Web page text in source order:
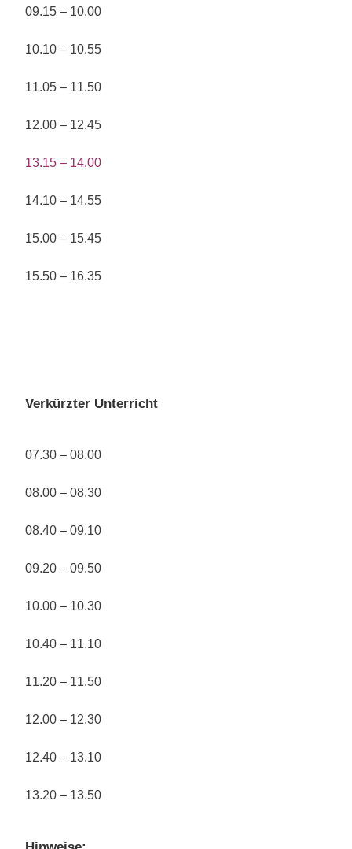
09.15 – 10.00
10.10 – 10.55
11.05 – 11.50
12.00 – 12.45
13.15 – 14.00
14.10 – 14.55
15.00 – 15.45
15.50 – 16.35
Verkürzter Unterricht
07.30 – 08.00
08.00 – 08.30
08.40 – 09.10
09.20 – 09.50
10.00 – 10.30
10.40 – 11.10
11.20 – 11.50
12.00 – 12.30
12.40 – 13.10
13.20 – 13.50